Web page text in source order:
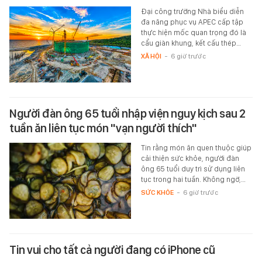
Đại công trường Nhà biểu diễn
đa năng phục vụ APEC cấp tập
thực hiện mốc quan trọng đó là
cẩu giàn khung, kết cấu thép…
XÃ HỘI - 6 giờ trước
Người đàn ông 65 tuổi nhập viện nguy kịch sau 2
tuần ăn liên tục món "vạn người thích"
Tin rằng món ăn quen thuộc giúp
cải thiện sức khỏe, người đàn
ông 65 tuổi duy trì sử dụng liên
tục trong hai tuần. Không ngờ,…
SỨC KHỎE - 6 giờ trước
Tin vui cho tất cả người đang có iPhone cũ